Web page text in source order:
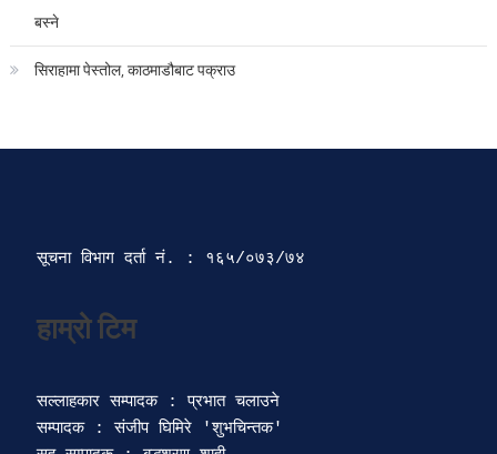
बस्ने
सिराहामा पेस्तोल, काठमाडौबाट पक्राउ
सूचना विभाग दर्ता‍ नं. : १६५/०७३/७४
हाम्रो टिम
सल्लाहकार सम्पादक : प्रभात चलाउने
सम्पादक : संजीप घिमिरे 'शुभचिन्तक'